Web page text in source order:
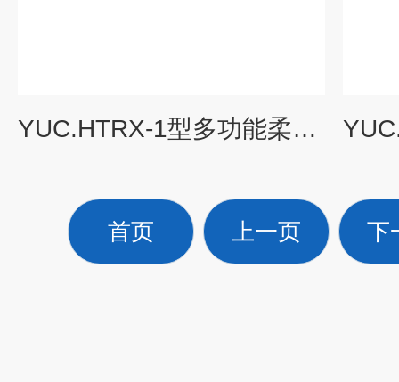
YUC.HTRX-1型多功能柔性壁渗透仪
首页 上一页 下